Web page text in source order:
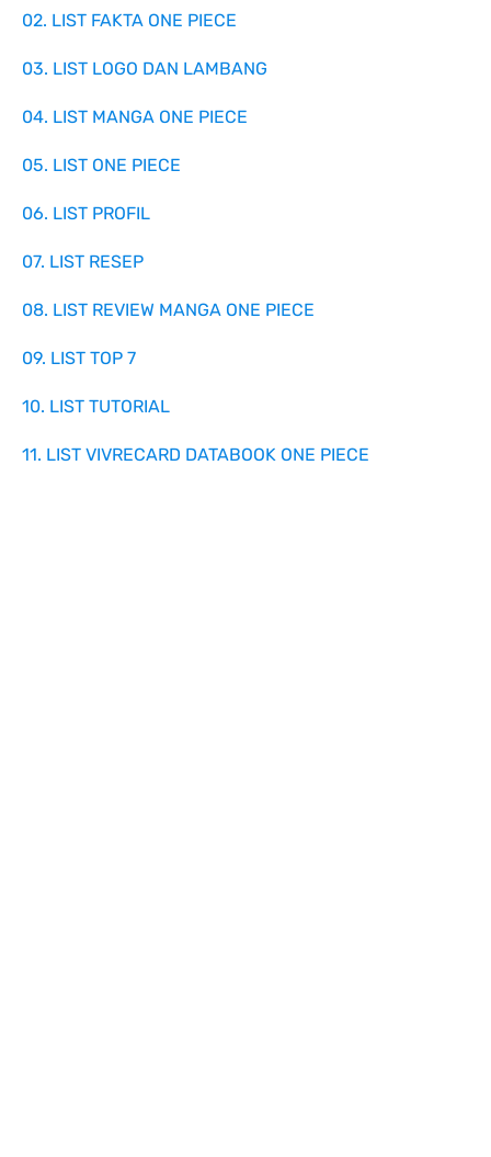
02. LIST FAKTA ONE PIECE
03. LIST LOGO DAN LAMBANG
04. LIST MANGA ONE PIECE
05. LIST ONE PIECE
06. LIST PROFIL
07. LIST RESEP
08. LIST REVIEW MANGA ONE PIECE
09. LIST TOP 7
10. LIST TUTORIAL
11. LIST VIVRECARD DATABOOK ONE PIECE